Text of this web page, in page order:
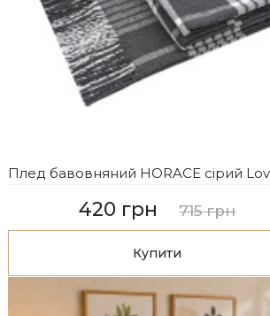
Плед бавовняний HORACE сірий
420 грн 715 грн
Купити